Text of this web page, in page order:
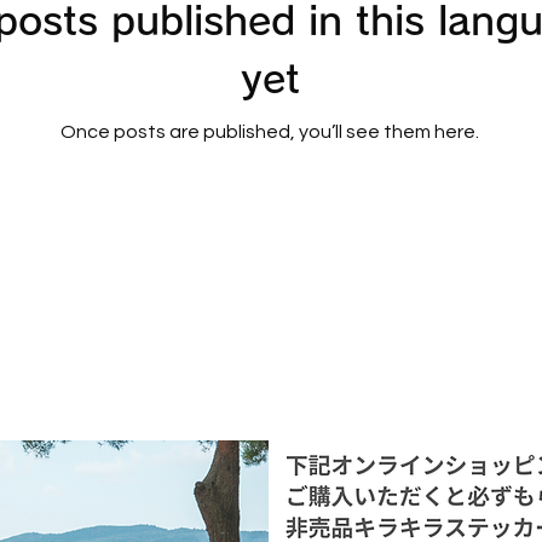
published in this
yet
Once posts are published, you’ll see them here.